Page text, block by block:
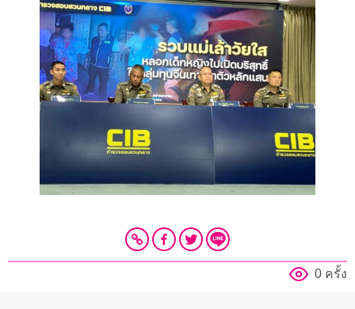
0 ครั้ง